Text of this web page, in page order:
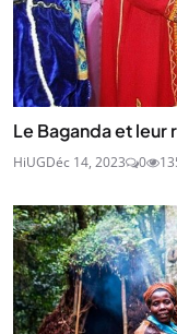
Le Baganda et
HiUGDéc 14, 2023 0